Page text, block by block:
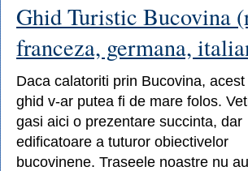
Ghid Turistic Bucovina
franceza, germana,
Daca calatoriti prin Bucovina, acest
ghid v-ar putea fi de mare folos.
gasi aici o prezentare succinta, dar
edificatoare a tuturor obiectivelor
bucovinene. Traseele noastre nu au